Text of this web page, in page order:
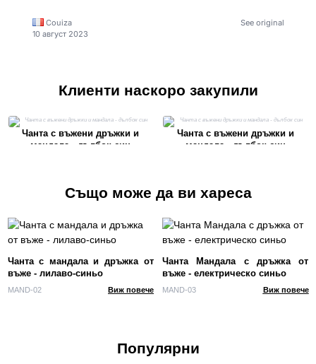
Couiza
See original
10 август 2023
Клиенти наскоро закупили
Чанта с въжени дръжки и
мандала - дълбок син
Чанта с въжени дръжки и
мандала - дълбок син
Също може да ви хареса
Чанта с мандала и дръжка от
въже - лилаво-синьо
MAND-02 Виж повече
Чанта Мандала с дръжка от
въже - електрическо синьо
MAND-03 Виж повече
Популярни